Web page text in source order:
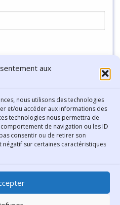
aux
nous utilisons des technologies
et/ou accéder aux informations des
technologies nous permettra de
de navigation ou les ID
consentir ou de retirer son
sur certaines caractéristiques
commentaire.
Bibliothèque municipale de